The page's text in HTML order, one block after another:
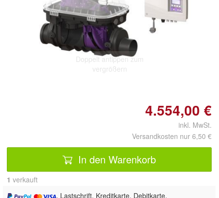
Doppelt antippen zum
vergrößern
4.554,00 €
inkl. MwSt.
Versandkosten nur 6,50 €
In den Warenkorb
1 verkauft
, Lastschrift, Kreditkarte, Debitkarte,